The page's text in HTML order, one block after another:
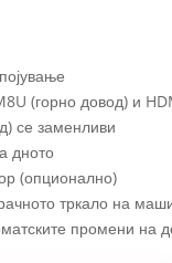
(горно довод) и
се заменливи
дното
(опционално)
тркало на
промени на